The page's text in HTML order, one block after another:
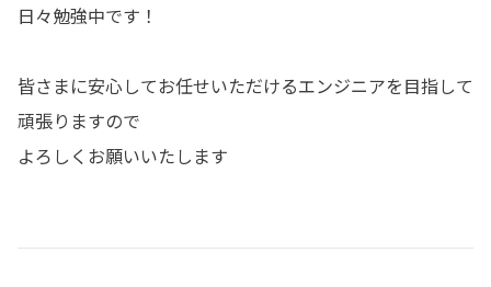
日々勉強中です！
皆さまに安心してお任せいただけるエンジニアを目指して
頑張りますので
よろしくお願いいたします